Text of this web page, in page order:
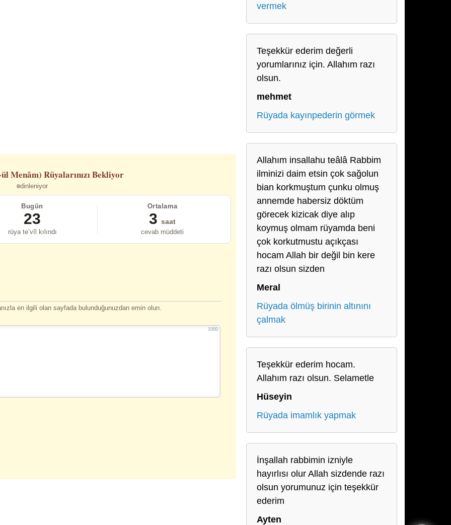
Menâm)Rüyalarınızı Bekliyor
dinleniyor
Bugün
23
rüya te’vîl kılındı
Ortalama
3 saat
cevab müddeti
en ilgili olan sayfada bulunduğunuzdan emin olun.
1000
vermek
Teşekkür ederim değerli
yorumlarınız için. Allahım razı
olsun.
mehmet
Rüyada kayınpederin görmek
Allahım insallahu teâlâ Rabbim
ilminizi daim etsin çok sağolun
bian korkmuştum çunku olmuş
annemde habersiz döktüm
görecek kizicak diye alıp
koymuş olmam rüyamda beni
çok korkutmustu açıkçası
hocam Allah bir değil bin kere
razı olsun sizden
Meral
Rüyada ölmüş birinin altınını
çalmak
Teşekkür ederim hocam.
Allahım razı olsun. Selametle
Hüseyin
Rüyada imamlık yapmak
İnşallah rabbimin izniyle
hayırlısı olur Allah sizdende razı
olsun yorumunuz için teşekkür
ederim
Ayten